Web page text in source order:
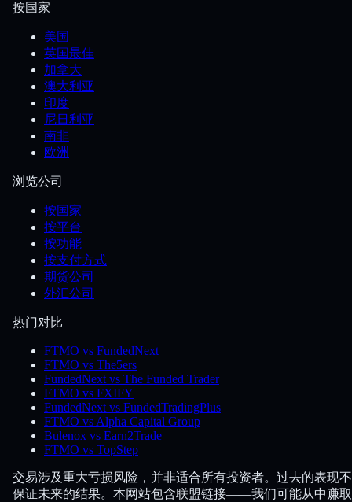
按国家
美国
英国最佳
加拿大
澳大利亚
印度
尼日利亚
南非
欧洲
浏览公司
按国家
按平台
按功能
按支付方式
期货公司
外汇公司
热门对比
FTMO vs FundedNext
FTMO vs The5ers
FundedNext vs The Funded Trader
FTMO vs FXIFY
FundedNext vs FundedTradingPlus
FTMO vs Alpha Capital Group
Bulenox vs Earn2Trade
FTMO vs TopStep
交易涉及重大亏损风险，并非适合所有投资者。过去的表现
保证未来的结果。本网站包含联盟链接——我们可能从中赚